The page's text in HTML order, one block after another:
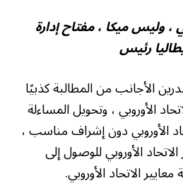
، وليس ميكا ، مفتاح إدارة
رئيس
الأجانب من المطالبة كذبيًا
الأوروبي ، وتحويل المساءلة
الأوروبي دون إشراف مناسب ،
الأوروبي للوصول إلى
الاتحاد الأوروبي.